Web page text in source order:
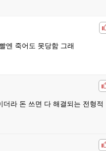
엔 죽어도 못당함 그래
라 돈 쓰면 다 해결되는 전형적